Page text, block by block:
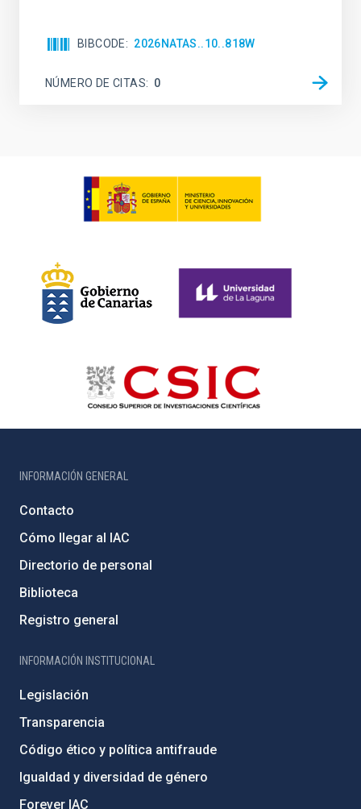
BIBCODE 2026NATAS..10..818W
NÚMERO DE CITAS 0
INFORMACIÓN GENERAL
Contacto
Cómo llegar al IAC
Directorio de personal
Biblioteca
Registro general
INFORMACIÓN INSTITUCIONAL
Legislación
Transparencia
Código ético y política antifraude
Igualdad y diversidad de género
Forever IAC